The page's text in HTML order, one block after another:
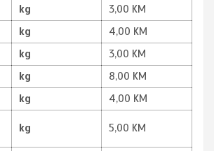
kg
3,00 KM
kg
4,00 KM
kg
3,00 KM
kg
8,00 KM
kg
4,00 KM
kg 5,00 KM